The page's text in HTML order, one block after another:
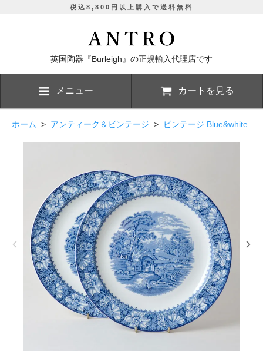
税込8,800円以上購入で送料無料
英国陶器『Burleigh』の正規輸入代理店です
メニュー カートを見る
ホーム > アンティーク＆ビンテージ > ビンテージ Blue&white